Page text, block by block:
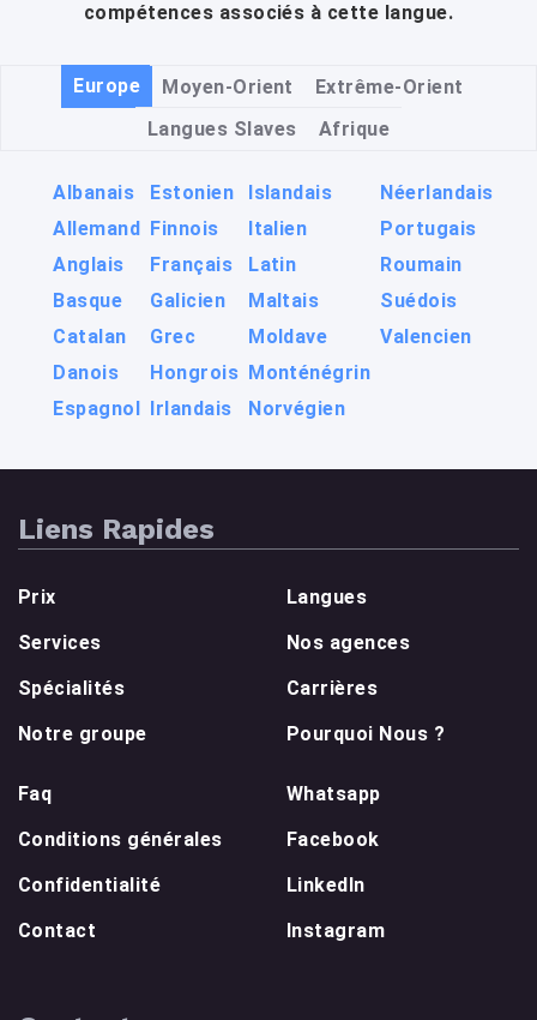
compétences associés à cette langue.
Europe Moyen-Orient
Extrême-Orient
Langues Slaves
Afrique
Albanais
Allemand
Anglais
Basque
Catalan
Danois
Espagnol
Estonien
Finnois
Français
Galicien
Grec
Hongrois
Irlandais
Islandais
Italien
Latin
Maltais
Moldave
Monténégrin
Norvégien
Néerlandais
Portugais
Roumain
Suédois
Valencien
Liens Rapides
Prix
Services
Spécialités
Notre groupe
Langues
Nos agences
Carrières
Pourquoi Nous ?
Faq
Conditions générales
Confidentialité
Contact
Whatsapp
Facebook
LinkedIn
Instagram